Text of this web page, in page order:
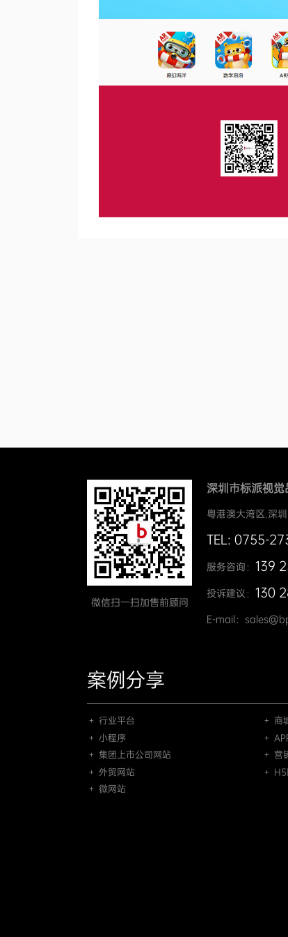
微信扫一扫加售前顾问
深圳市标派视觉
粤港澳大湾区.深
TEL: 0755-
服务咨询： 139
投诉建议： 130
E-mail：
案例分享
＋ 行业平台
＋ 商
＋ 小程序
＋
＋ 集团上市公司网站
＋ 营
＋ 外贸网站
＋
＋ 微网站